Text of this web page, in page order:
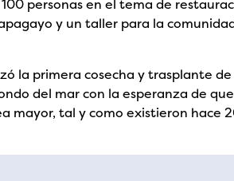
personas en el tema de
y un taller para la
la primera cosecha y trasplante de
del mar con la esperanza de que
mayor, tal y como existieron hace